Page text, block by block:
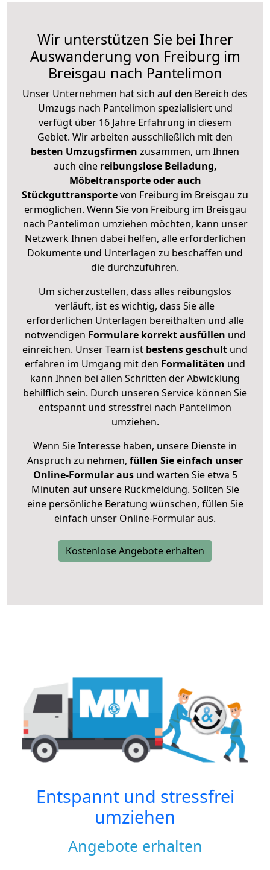
Wir unterstützen Sie bei Ihrer
Auswanderung von Freiburg im
Breisgau nach Pantelimon
Unser Unternehmen hat sich auf den Bereich des
Umzugs nach Pantelimon spezialisiert und
verfügt über 16 Jahre Erfahrung in diesem
Gebiet. Wir arbeiten ausschließlich mit den
besten Umzugsfirmen zusammen, um Ihnen
auch eine reibungslose Beiladung,
Möbeltransporte oder auch
Stückguttransportevon Freiburg im Breisgau zu
ermöglichen. Wenn Sie von Freiburg im Breisgau
nach Pantelimon umziehen möchten, kann unser
Netzwerk Ihnen dabei helfen, alle erforderlichen
Dokumente und Unterlagen zu beschaffen und
die durchzuführen.
Um sicherzustellen, dass alles reibungslos
verläuft, ist es wichtig, dass Sie alle
erforderlichen Unterlagen bereithalten und alle
notwendigen Formulare korrekt ausfüllen und
einreichen. Unser Team ist bestens geschult und
erfahren im Umgang mit den Formalitäten und
kann Ihnen bei allen Schritten der Abwicklung
behilflich sein. Durch unseren Service können Sie
entspannt und stressfrei nach Pantelimon
umziehen.
Wenn Sie Interesse haben, unsere Dienste in
Anspruch zu nehmen, füllen Sie einfach unser
Online-Formular ausund warten Sie etwa 5
Minuten auf unsere Rückmeldung. Sollten Sie
eine persönliche Beratung wünschen, füllen Sie
einfach unser Online-Formular aus.
Kostenlose Angebote erhalten
Entspannt und stressfrei
umziehen
Angebote erhalten